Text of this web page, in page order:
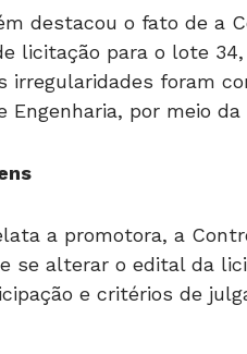
destacou o fato de a
licitação para o lote
irregularidades foram
Engenharia, por meio da
a promotora, a
se alterar o edital da
e critérios de